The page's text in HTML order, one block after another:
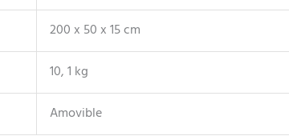
200 x 50 x 15 cm
10, 1 kg
Amovible